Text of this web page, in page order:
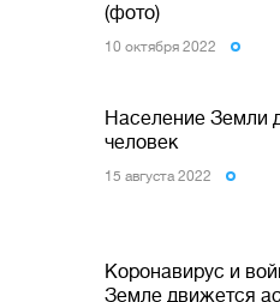
(фото)
10 октября 2022
Население Земли
человек
15 августа 2022
Коронавирус и
Земле движется